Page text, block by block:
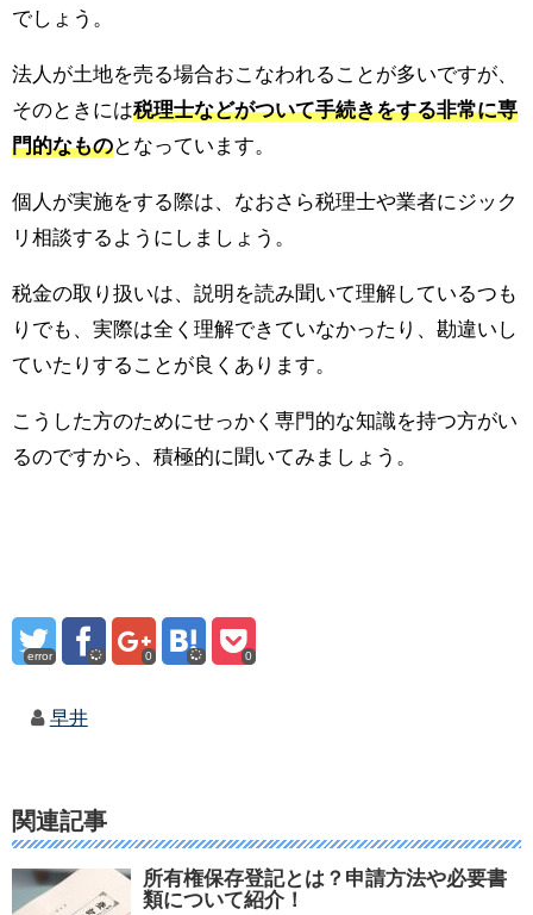
でしょう。
法人が土地を売る場合おこなわれることが多いですが、
そのときには税理士などがついて手続きをする非常に専
門的なものとなっています。
個人が実施をする際は、なおさら税理士や業者にジック
リ相談するようにしましょう。
税金の取り扱いは、説明を読み聞いて理解しているつも
りでも、実際は全く理解できていなかったり、勘違いし
ていたりすることが良くあります。
こうした方のためにせっかく専門的な知識を持つ方がい
るのですから、積極的に聞いてみましょう。
error 0 0
早井
関連記事
所有権保存登記とは？申請方法や必要書
類について紹介！